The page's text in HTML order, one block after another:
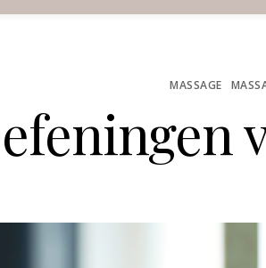
MASSAGE